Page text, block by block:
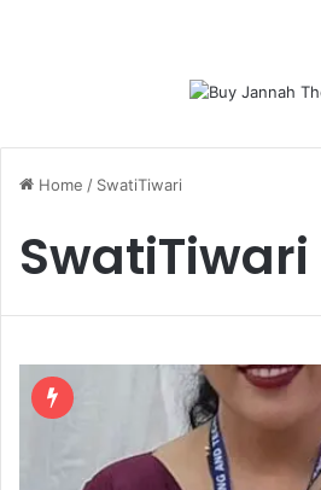
Home / SwatiTiwari
SwatiTiwari